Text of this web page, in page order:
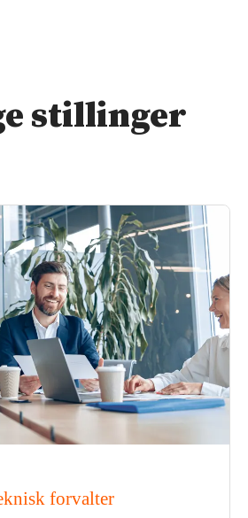
stillinger
forvalter